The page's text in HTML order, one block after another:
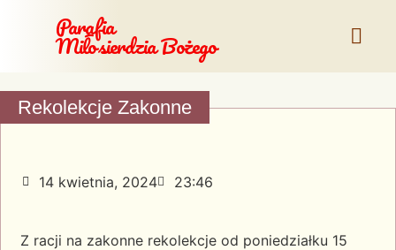
Parafia
Miłosierdzia Bożego
Rekolekcje Zakonne
14 kwietnia, 2024 23:46
Z racji na zakonne rekolekcje od poniedziałku 15